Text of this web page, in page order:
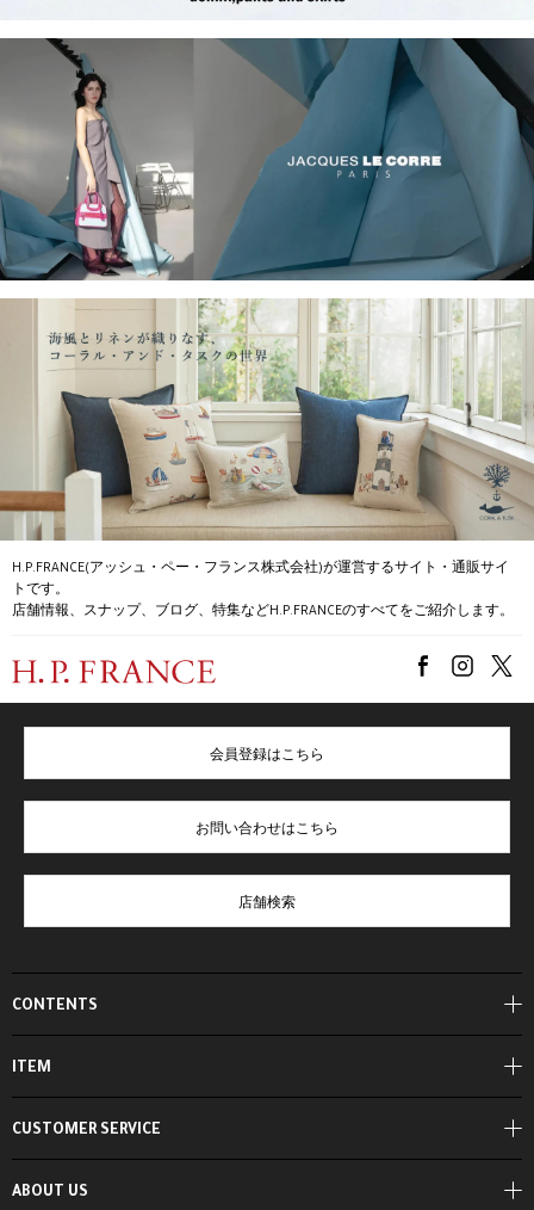
H.P.FRANCE(アッシュ・ペー・フランス株式会社)が運営するサイト・通販サイ
トです。
店舗情報、スナップ、ブログ、特集などH.P.FRANCEのすべてをご紹介します。
CONTENTS
ITEM
ABOUT US
会員登録はこちら
お問い合わせはこちら
店舗検索
CUSTOMER SERVICE